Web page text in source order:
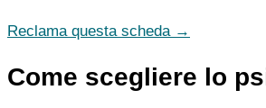
Reclama questa scheda →
Come scegliere lo